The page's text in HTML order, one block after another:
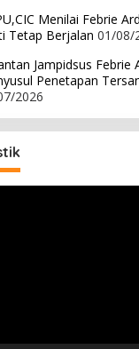
Menilai Febrie
Tetap Berjalan 01/08/
Jampidsus Febrie
Penetapan
2026